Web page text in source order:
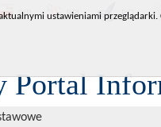
BIP RPL RCL
Portal
ustawieniami przeglądarki.